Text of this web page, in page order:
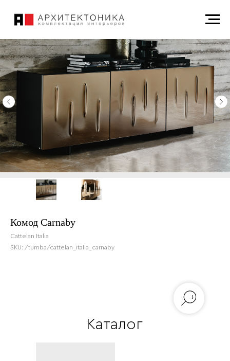
Комод Carnaby
Cattelan Italia
SKU: /tumba/cattelan_italia_carnaby
Каталог